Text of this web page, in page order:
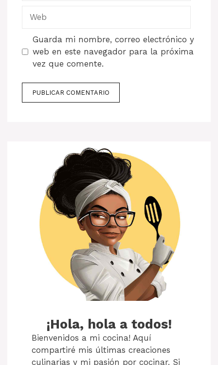
Guarda mi nombre, correo electrónico y
web en este navegador para la próxima
vez que comente.
¡Hola, hola a todos!
Bienvenidos a mi cocina! Aquí
compartiré mis últimas creaciones
culinarias y mi pasión por cocinar. Si